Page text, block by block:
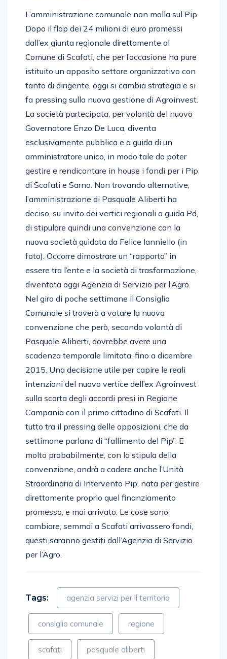
L’amministrazione comunale non molla sul Pip.
Dopo il flop dei 24 milioni di euro promessi
dall’ex giunta regionale direttamente al
Comune di Scafati, che per l’occasione ha pure
istituito un apposito settore organizzativo con
tanto di dirigente, oggi si cambia strategia e si
fa pressing sulla nuova gestione di Agroinvest.
La società partecipata, per volontà del nuovo
Governatore Enzo De Luca, diventa
esclusivamente pubblica e a guida di un
amministratore unico, in modo tale da poter
gestire e rendicontare in house i fondi per i Pip
di Scafati e Sarno. Non trovando alternative,
l’amministrazione di Pasquale Aliberti ha
deciso, su invito dei vertici regionali a guida Pd,
di stipulare quindi una convenzione con la
nuova società guidata da Felice Ianniello (in
foto). Occorre dimostrare un “rapporto” in
essere tra l’ente e la società di trasformazione,
diventata oggi Agenzia di Servizio per l’Agro.
Nel giro di poche settimane il Consiglio
Comunale si troverà a votare la nuova
convenzione che però, secondo volontà di
Pasquale Aliberti, dovrebbe avere una
scadenza temporale limitata, fino a dicembre
2015. Una decisione utile per capire le reali
intenzioni del nuovo vertice dell’ex Agroinvest
sulla scorta degli accordi presi in Regione
Campania con il primo cittadino di Scafati. Il
tutto tra il pressing delle opposizioni, che da
settimane parlano di “fallimento del Pip”. E
molto probabilmente, con la stipula della
convenzione, andrà a cadere anche l’Unità
Straordinaria di Intervento Pip, nata per gestire
direttamente proprio quel finanziamento
promesso, e mai arrivato. Le cose sono
cambiare, semmai a Scafati arrivassero fondi,
questi saranno gestiti dall’Agenzia di Servizio
per l’Agro.
Tags: agenzia servizi per il territorio
consiglio comunale regione
scafati pasquale aliberti